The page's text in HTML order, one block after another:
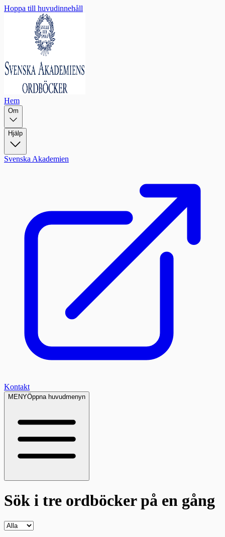
Hoppa till huvudinnehåll
Hem
Om
Hjälp
Svenska Akademien
Kontakt
MENYÖppna huvudmenyn
Sök i tre ordböckerpå en gång